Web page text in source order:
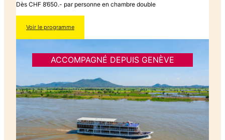
Dès CHF 8’650.- par personne en chambre double
Voir le programme
ACCOMPAGNÉ DEPUIS GENÈVE